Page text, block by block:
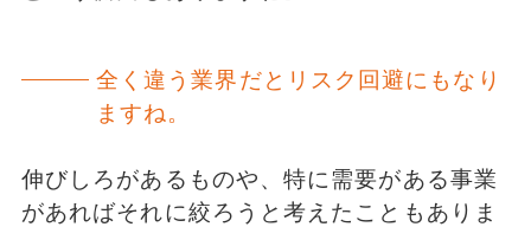
全く違う業界だとリスク回避にもなり
ますね。
伸びしろがあるものや、特に需要がある事業
があればそれに絞ろうと考えたこともありま